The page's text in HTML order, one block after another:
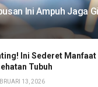
Ini Ampuh Jaga
Ini Sederet
Tubuh
13, 2026